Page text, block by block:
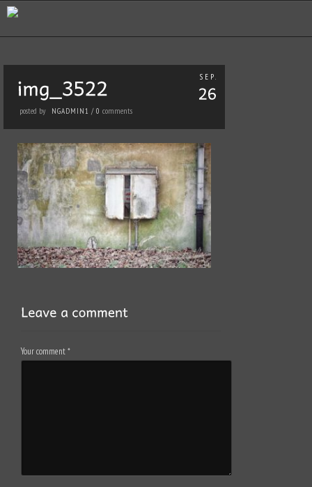
SEP.
posted by NGADMIN1 /0comments
Your comment*